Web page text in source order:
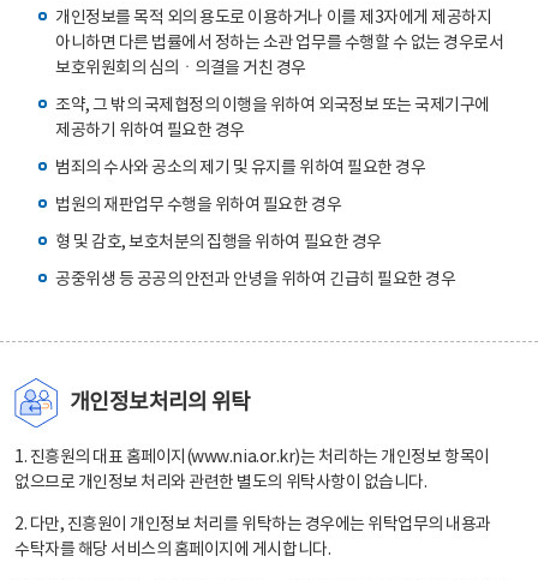
개인정보를 목적 외의 용도로 이용하거나 이를 제3자에게 제공하지
아니하면 다른 법률에서 정하는 소관 업무를 수행할 수 없는 경우로서
보호위원회의 심의ㆍ의결을 거친 경우
조약, 그 밖의 국제협정의 이행을 위하여 외국정보 또는 국제기구에
제공하기 위하여 필요한 경우
범죄의 수사와 공소의 제기 및 유지를 위하여 필요한 경우
법원의 재판업무 수행을 위하여 필요한 경우
형 및 감호, 보호처분의 집행을 위하여 필요한 경우
공중위생 등 공공의 안전과 안녕을 위하여 긴급히 필요한 경우
개인정보처리의 위탁
1. 진흥원의 대표 홈페이지(www.nia.or.kr)는 처리하는 개인정보 항목이
없으므로 개인정보 처리와 관련한 별도의 위탁사항이 없습니다.
2. 다만, 진흥원이 개인정보 처리를 위탁하는 경우에는 위탁업무의 내용과
수탁자를 해당 서비스의 홈페이지에 게시합니다.